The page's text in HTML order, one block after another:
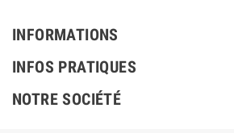
INFORMATIONS
INFOS PRATIQUES
NOTRE SOCIÉTÉ